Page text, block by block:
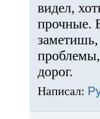
видел,
прочные.
проблемы,
дорог.
Написал: